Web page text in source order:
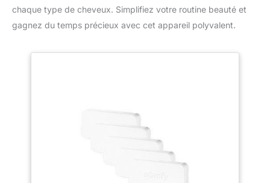
chaque type de cheveux. Simplifiez votre routine beauté et
gagnez du temps précieux avec cet appareil polyvalent.